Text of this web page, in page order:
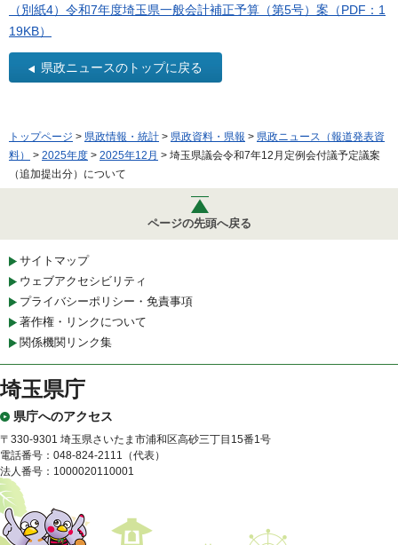
（別紙4）令和7年度埼玉県一般会計補正予算（第5号）案（PDF：1
19KB）
県政ニュースのトップに戻る
トップページ > 県政情報・統計 > 県政資料・県報 > 県政ニュース（報道発表資
料）
> 2025年度 > 2025年12月 > 埼玉県議会令和7年12月定例会付議予定議案
（追加提出分）について
ページの先頭へ戻る
サイトマップ
ウェブアクセシビリティ
プライバシーポリシー・免責事項
著作権・リンクについて
関係機関リンク集
埼玉県庁
県庁へのアクセス
〒330-9301 埼玉県さいたま市浦和区高砂三丁目15番1号
電話番号：048-824-2111（代表）
法人番号：1000020110001